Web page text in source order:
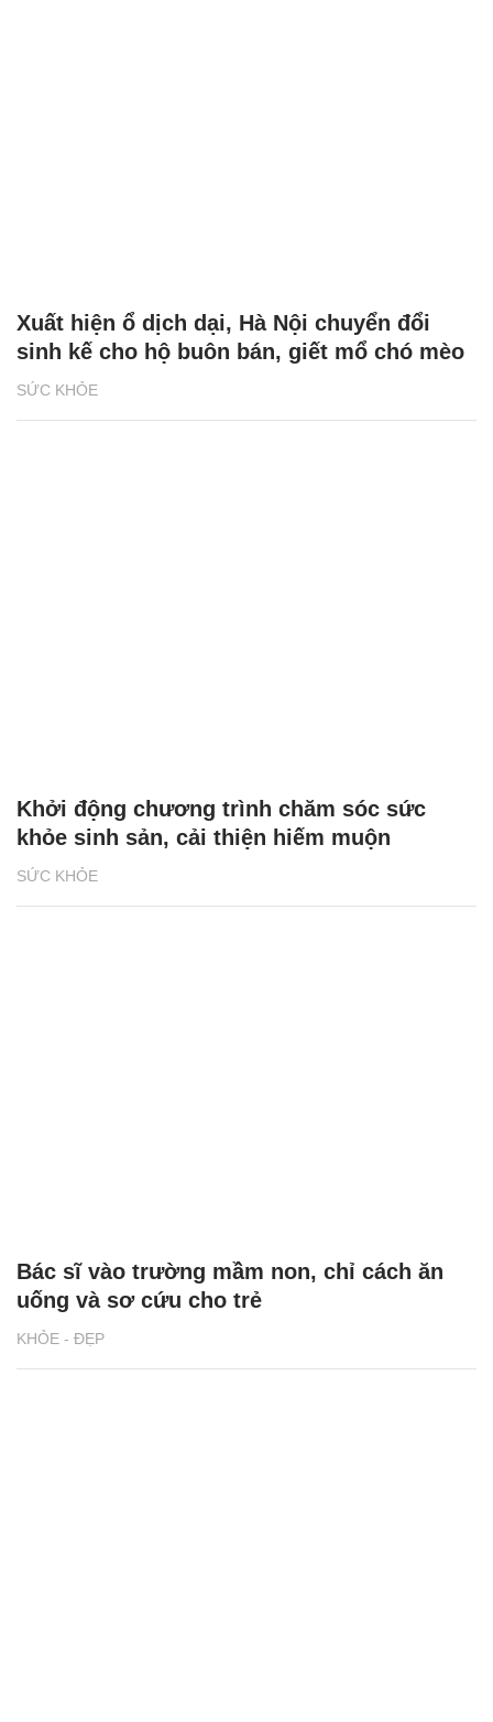
SỨC KHỎE
Xuất hiện ổ dịch dại, Hà Nội chuyển đổi
sinh kế cho hộ buôn bán, giết mổ chó mèo
SỨC KHỎE
Khởi động chương trình chăm sóc sức
khỏe sinh sản, cải thiện hiếm muộn
KHỎE - ĐẸP
Bác sĩ vào trường mầm non, chỉ cách ăn
uống và sơ cứu cho trẻ